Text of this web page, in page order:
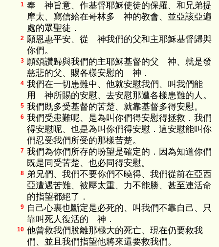
1 奉 神旨意、作基督耶穌使徒的保羅、和兄弟提
摩太、寫信給在哥林多 神的教會、並亞該亞遍
處的眾聖徒．
2 願恩惠平安、從 神我們的父和主耶穌基督歸與
你們。
3 願頌讚歸與我們的主耶穌基督的父 神、就是發
慈悲的父、賜各樣安慰的 神．
4 我們在一切患難中、他就安慰我們、叫我們能
用 神所賜的安慰、去安慰那遭各樣患難的人。
5 我們既多受基督的苦楚、就靠基督多得安慰。
6 我們受患難呢、是為叫你們得安慰得拯救．我們
得安慰呢、也是為叫你們得安慰．這安慰能叫你
們忍受我們所受的那樣苦楚。
7 我們為你們所存的盼望是確定的．因為知道你們
既是同受苦楚、也必同得安慰。
8 弟兄們、我們不要你們不曉得、我們從前在亞西
亞遭遇苦難、被壓太重、力不能勝、甚至連活命
的指望都絕了．
9 自己心裏也斷定是必死的、叫我們不靠自己、只
靠叫死人復活的 神．
10 他曾救我們脫離那極大的死亡、現在仍要救我
們、並且我們指望他將來還要救我們。